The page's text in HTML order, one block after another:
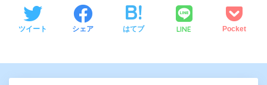
ツイート シェア はてブ LINE Pocket